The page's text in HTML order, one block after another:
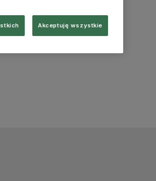
Akceptuję wszystkie